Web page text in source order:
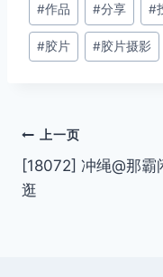
章
标
#作品 #分享 #
#胶片 #胶片摄影
文
章
上一页
[18072] 冲绳@那霸
逛